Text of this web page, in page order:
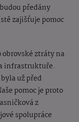
předány
zajišťuje pomoc
ztráty na
infrastruktuře.
už před
pomoc je proto
z
spolupráce